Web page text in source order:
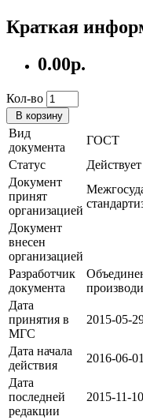
Краткая
0.00р.
Кол-во
В корзину
Вид
документа
ГОСТ
Статус
Действует
Документ
принят
организацией
Документ
внесен
организацией
Разработчик
документа
Дата
принятия в
МГС
2015-05-
Дата начала
действия
2016-06-01
Дата
последней
редакции
2015-11-10